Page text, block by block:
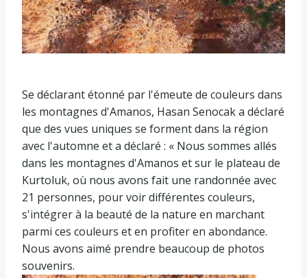
Se déclarant étonné par l'émeute de couleurs dans
les montagnes d'Amanos, Hasan Senocak a déclaré
que des vues uniques se forment dans la région
avec l'automne et a déclaré : « Nous sommes allés
dans les montagnes d'Amanos et sur le plateau de
Kurtoluk, où nous avons fait une randonnée avec
21 personnes, pour voir différentes couleurs,
s'intégrer à la beauté de la nature en marchant
parmi ces couleurs et en profiter en abondance.
Nous avons aimé prendre beaucoup de photos
souvenirs.